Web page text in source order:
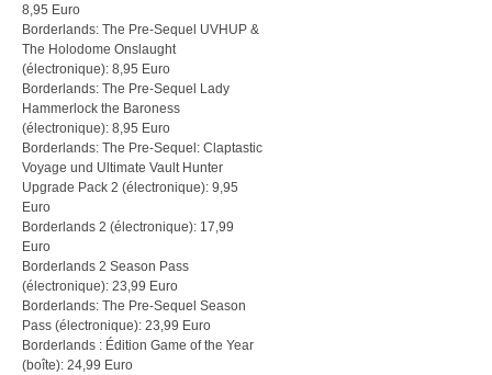
8,95 Euro
Borderlands: The Pre-Sequel UVHUP &
The Holodome Onslaught
(électronique): 8,95 Euro
Borderlands: The Pre-Sequel Lady
Hammerlock the Baroness
(électronique): 8,95 Euro
Borderlands: The Pre-Sequel: Claptastic
Voyage und Ultimate Vault Hunter
Upgrade Pack 2 (électronique): 9,95
Euro
Borderlands 2 (électronique): 17,99
Euro
Borderlands 2 Season Pass
(électronique): 23,99 Euro
Borderlands: The Pre-Sequel Season
Pass (électronique): 23,99 Euro
Borderlands : Édition Game of the Year
(boîte): 24,99 Euro